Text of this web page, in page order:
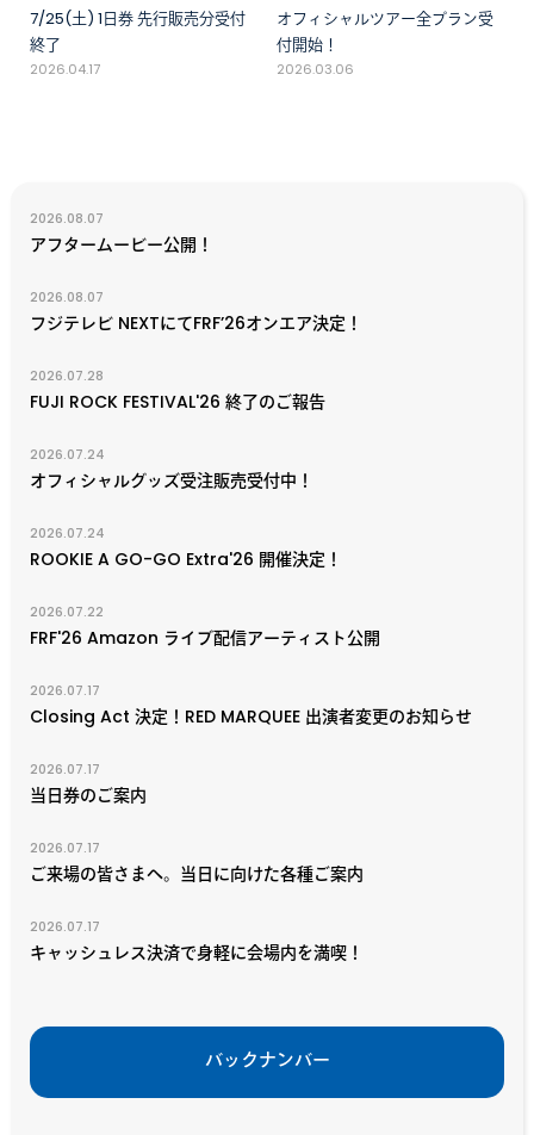
7/25(土) 1日券 先行販売分受付
終了
2026.04.17
オフィシャルツアー全プラン受
付開始！
2026.03.06
2026.08.07
アフタームービー公開！
2026.08.07
フジテレビ NEXTにてFRF’26オンエア決定！
2026.07.28
FUJI ROCK FESTIVAL'26 終了のご報告
2026.07.24
オフィシャルグッズ受注販売受付中！
2026.07.24
ROOKIE A GO-GO Extra'26 開催決定！
2026.07.22
FRF'26 Amazon ライブ配信アーティスト公開
2026.07.17
Closing Act 決定！RED MARQUEE 出演者変更のお知らせ
2026.07.17
当日券のご案内
2026.07.17
ご来場の皆さまへ。当日に向けた各種ご案内
2026.07.17
キャッシュレス決済で身軽に会場内を満喫！
バックナンバー